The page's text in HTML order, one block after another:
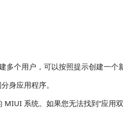
个用户，可以按照提示创建一个
身应用程序。
系统。如果您无法找到“应用